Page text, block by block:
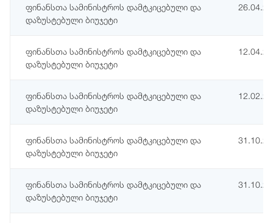
ფინანსთა სამინისტროს დამტკიცებული და
დაზუსტებული ბიუჯეტი
ფინანსთა სამინისტროს დამტკიცებული და
დაზუსტებული ბიუჯეტი
ფინანსთა სამინისტროს დამტკიცებული და
დაზუსტებული ბიუჯეტი
ფინანსთა სამინისტროს დამტკიცებული და
დაზუსტებული ბიუჯეტი
ფინანსთა სამინისტროს დამტკიცებული და
დაზუსტებული ბიუჯეტი